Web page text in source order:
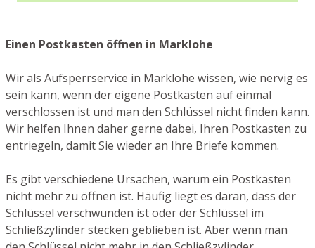
Einen Postkasten öffnen in Marklohe
Wir als Aufsperrservice in Marklohe wissen, wie nervig es
sein kann, wenn der eigene Postkasten auf einmal
verschlossen ist und man den Schlüssel nicht finden kann.
Wir helfen Ihnen daher gerne dabei, Ihren Postkasten zu
entriegeln, damit Sie wieder an Ihre Briefe kommen.
Es gibt verschiedene Ursachen, warum ein Postkasten
nicht mehr zu öffnen ist. Häufig liegt es daran, dass der
Schlüssel verschwunden ist oder der Schlüssel im
Schließzylinder stecken geblieben ist. Aber wenn man